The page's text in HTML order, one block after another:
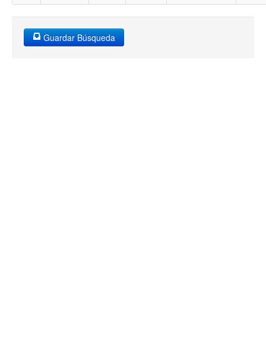
Guardar Búsqueda